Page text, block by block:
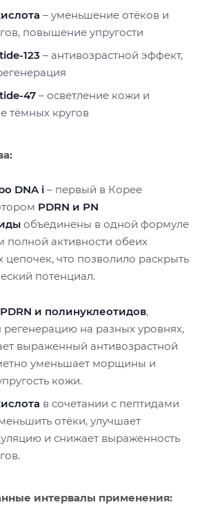
– уменьшение отёков и
повышение упругости
123 – антивозрастной эффект,
47 – осветление кожи и
тёмных кругов
DNA i – первый в Корее
PDRN и PN
объединены в одной формуле
полной активности обеих
цепочек, что позволило раскрыть
потенциал.
PDRN и полинуклеотидов,
регенерацию на разных уровнях,
выраженный антивозрастной
уменьшает морщины и
кожи.
в сочетании с пептидами
отёки, улучшает
и снижает выраженность
интервалы применения: